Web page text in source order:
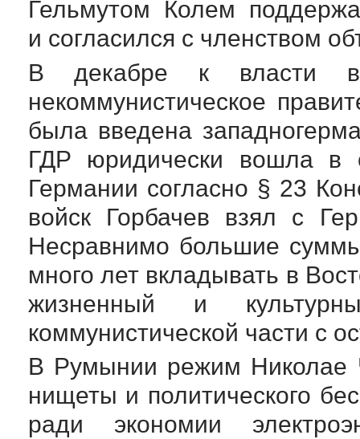
Гельмутом Колем
и согласился с членством
В декабре к власти в
некоммунистическое
была введена
ГДР юридически вошла в
Германии согласно § 23
войск Горбачев взял с
Несравнимо большие
много лет вкладывать в
жизненный и
коммунистической части с
В Румынии режим Николае
нищеты и политического
ради экономии